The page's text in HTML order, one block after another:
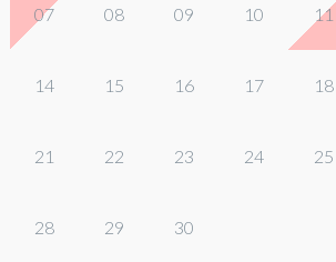
07 08 09 10 11
14 15 16 17 18
21 22 23 24 25
28 29 30